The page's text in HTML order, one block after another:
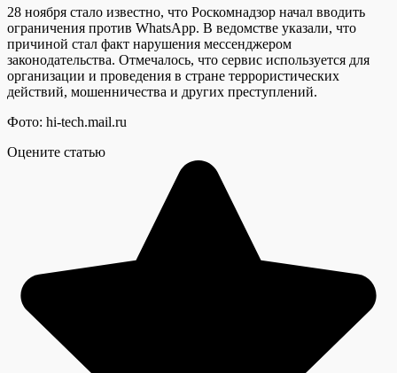
28 ноября стало известно, что Роскомнадзор начал вводить
ограничения против WhatsApp. В ведомстве указали, что
причиной стал факт нарушения мессенджером
законодательства. Отмечалось, что сервис используется для
организации и проведения в стране террористических
действий, мошенничества и других преступлений.
Фото: hi-tech.mail.ru
Оцените статью